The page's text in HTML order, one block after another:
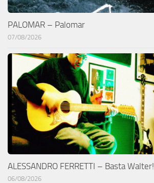
PALOMAR – Palomar
07/08/2026
ALESSANDRO FERRETTI – Basta Walter!
06/08/2026